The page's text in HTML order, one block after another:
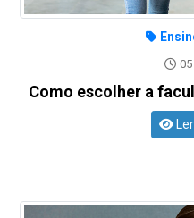
Como escolher a